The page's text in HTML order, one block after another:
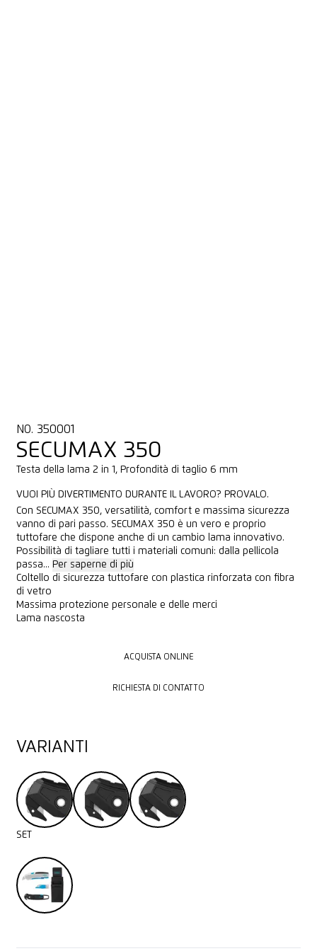
NO. 350001
SECUMAX 350
Testa della lama 2 in 1, Profondità di taglio 6 mm
VUOI PIÙ DIVERTIMENTO DURANTE IL LAVORO? PROVALO.
Con SECUMAX 350, versatilità, comfort e massima sicurezza
vanno di pari passo. SECUMAX 350 è un vero e proprio
tuttofare che dispone anche di un cambio lama innovativo.
Possibilità di tagliare tutti i materiali comuni: dalla pellicola
passa... Per saperne di più
Coltello di sicurezza tuttofare con plastica rinforzata con fibra
di vetro
Massima protezione personale e delle merci
Lama nascosta
ACQUISTA ONLINE
RICHIESTA DI CONTATTO
VARIANTI
SET